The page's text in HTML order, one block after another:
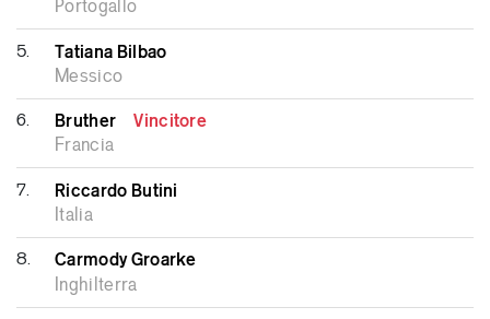
Portogallo
5. Tatiana Bilbao
Messico
6. Bruther Vincitore
Francia
7. Riccardo Butini
Italia
8. Carmody Groarke
Inghilterra